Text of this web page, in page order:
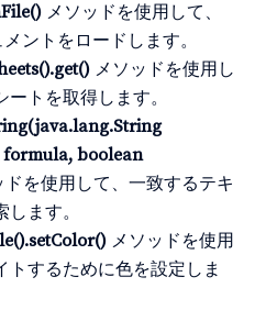
メソッドを使用して、
ントをロードします。
メソッドを使用し
トを取得します。
formula, boolean
ドを使用して、一致するテキ
ます。
メソッドを使用
トするために色を設定しま